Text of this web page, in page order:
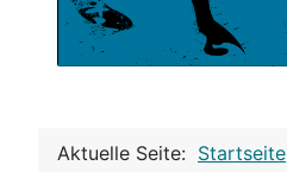
Aktuelle Seite: Startseite